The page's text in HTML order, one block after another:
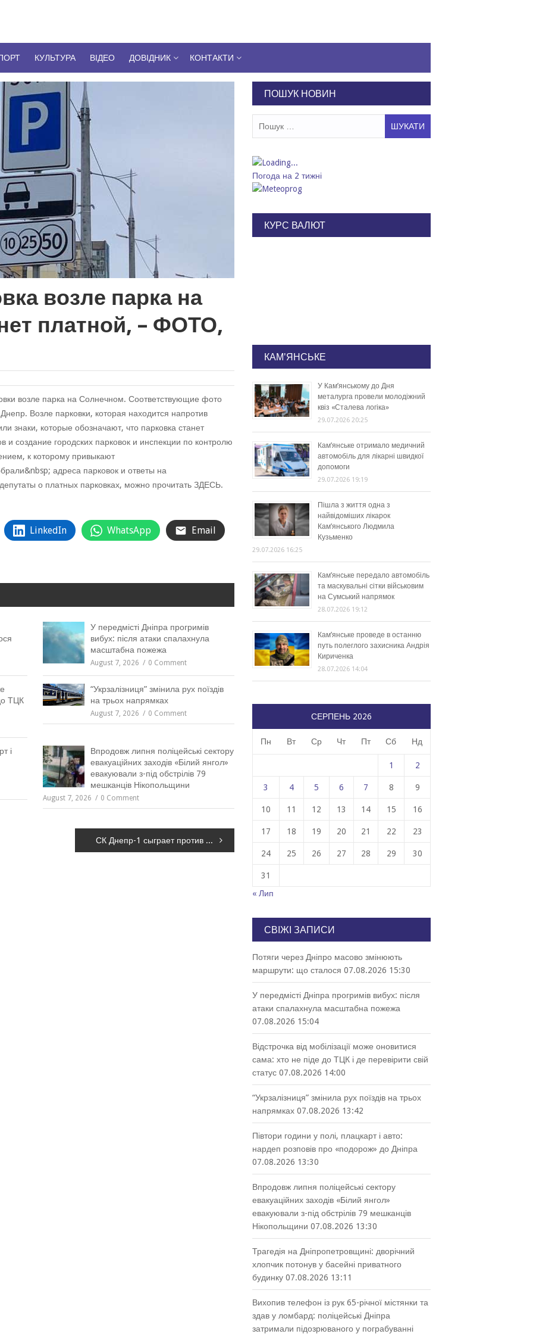
КУЛЬТУРА ВІДЕО ДОВІДНИК КОНТАКТИ
возле парка на
платной, – ФОТО,
возле парка на Солнечном. Соответствующие фото
Возле парковки, которая находится напротив
знаки, которые обозначают, что парковка станет
и создание городских парковок и инспекции по контролю
к которому привыкают
адреса парковок и ответы на
о платных парковках, можно прочитать ЗДЕСЬ.
LinkedIn WhatsApp Email
У передмісті Дніпра прогримів
вибух: після атаки спалахнула
масштабна пожежа
August 7, 2026 0 Comment
ТЦК
“Укрзалізниця” змінила рух поїздів
на трьох напрямках
August 7, 2026 0 Comment
і
Впродовж липня поліцейські сектору
евакуаційних заходів «Білий янгол»
евакуювали з-під обстрілів 79
мешканців Нікопольщини
August 7, 2026 0 Comment
СК Днепр-1 сыграет против Александрии без двух игроков: в чем причина
ПОШУК НОВИН
Погода на 2 тижні
КУРС ВАЛЮТ
КАМ'ЯНСЬКЕ
У Кам’янському до Дня
металурга провели молодіжний
квіз «Сталева логіка»
29.07.2026 20:25
Кам’янське отримало медичний
автомобіль для лікарні швидкої
допомоги
29.07.2026 19:19
Пішла з життя одна з
найвідоміших лікарок
Кам’янського Людмила
Кузьменко
29.07.2026 16:25
Кам’янське передало автомобіль
та маскувальні сітки військовим
на Сумський напрямок
28.07.2026 19:12
Кам’янське проведе в останню
путь полеглого захисника Андрія
Кириченка
28.07.2026 14:04
СЕРПЕНЬ 2026
Пн Вт Ср Чт Пт Сб Нд
1 2
3 4 5 6 7 8 9
10 11 12 13 14 15 16
17 18 19 20 21 22 23
24 25 26 27 28 29 30
31
« Лип
СВІЖІ ЗАПИСИ
Потяги через Дніпро масово змінюють
маршрути: що сталося 07.08.2026 15:30
У передмісті Дніпра прогримів вибух: після
атаки спалахнула масштабна пожежа
07.08.2026 15:04
Відстрочка від мобілізації може оновитися
сама: хто не піде до ТЦК і де перевірити свій
статус 07.08.2026 14:00
“Укрзалізниця” змінила рух поїздів на трьох
напрямках 07.08.2026 13:42
Півтори години у полі, плацкарт і авто:
нардеп розповів про «подорож» до Дніпра
07.08.2026 13:30
Впродовж липня поліцейські сектору
евакуаційних заходів «Білий янгол»
евакуювали з-під обстрілів 79 мешканців
Нікопольщини 07.08.2026 13:30
Трагедія на Дніпропетровщині: дворічний
хлопчик потонув у басейні приватного
будинку 07.08.2026 13:11
Вихопив телефон із рук 65-річної містянки та
здав у ломбард: поліцейські Дніпра
затримали підозрюваного у пограбуванні